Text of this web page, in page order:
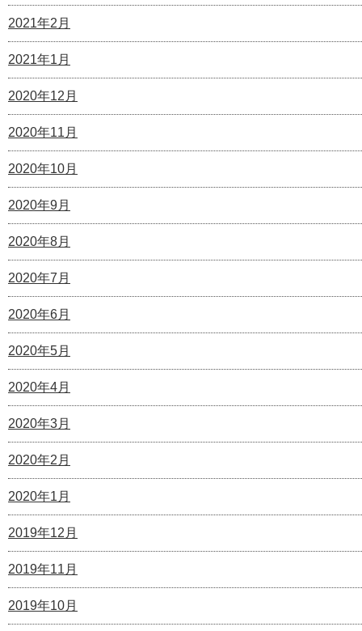
2021年2月
2021年1月
2020年12月
2020年11月
2020年10月
2020年9月
2020年8月
2020年7月
2020年6月
2020年5月
2020年4月
2020年3月
2020年2月
2020年1月
2019年12月
2019年11月
2019年10月